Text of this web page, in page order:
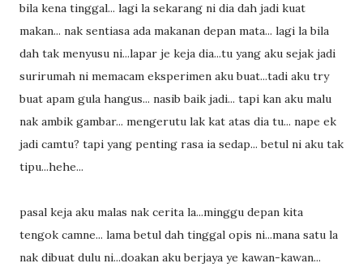
bila kena tinggal... lagi la sekarang ni dia dah jadi kuat
makan... nak sentiasa ada makanan depan mata... lagi la bila
dah tak menyusu ni...lapar je keja dia...tu yang aku sejak jadi
surirumah ni memacam eksperimen aku buat...tadi aku try
buat apam gula hangus... nasib baik jadi... tapi kan aku malu
nak ambik gambar... mengerutu lak kat atas dia tu... nape ek
jadi camtu? tapi yang penting rasa ia sedap... betul ni aku tak
tipu...hehe...
pasal keja aku malas nak cerita la...minggu depan kita
tengok camne... lama betul dah tinggal opis ni...mana satu la
nak dibuat dulu ni...doakan aku berjaya ye kawan-kawan...